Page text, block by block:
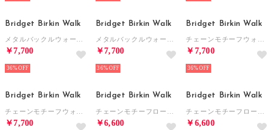
Bridget Birkin Walk
￥7,700
36%
Bridget Birkin Walk
￥7,700
36%
Bridget Birkin Walk
￥7,700
36%
Bridget Birkin Walk
￥7,700
Bridget Birkin Walk
￥6,600
Bridget Birkin Walk
￥6,600